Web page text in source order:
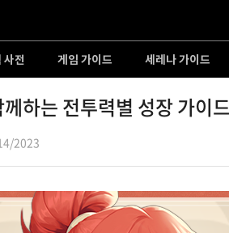
사전 게임 가이드 세레나 가이드
하는 전투력별 성장 가이
2023